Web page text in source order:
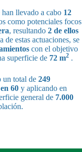
han llevado a cabo 12
como potenciales focos
, resultando 2 de ellos
de estas actuaciones, se
con el objetivo
superficie de 72 m2 .
un total de 249
60 y aplicando en
general de 7.000